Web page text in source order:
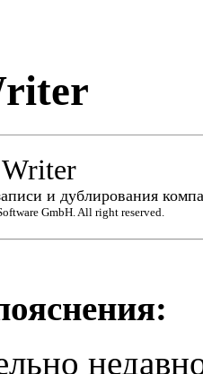
и дублирования
GmbH. All right reserved.